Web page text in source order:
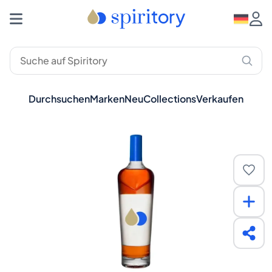
DurchsuchenMarkenNeuCollectionsVerkaufen